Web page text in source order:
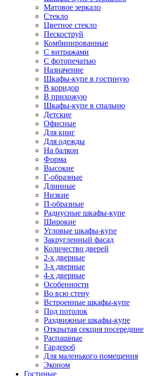
Матовое зеркало
Стекло
Цветное стекло
Пескоструй
Комбинированные
С витражами
С фотопечатью
Назначение
Шкафы-купе в гостиную
В коридор
В прихожую
Шкафы-купе в спальню
Детские
Офисные
Для книг
Для одежды
На балкон
Форма
Высокие
Г-образные
Длинные
Низкие
П-образные
Радиусные шкафы-купе
Широкие
Угловые шкафы-купе
Закругленный фасад
Количество дверей
2-х дверные
3-х дверные
4-х дверные
Особенности
Во всю стену
Встроенные шкафы-купе
Под потолок
Раздвижные шкафы-купе
Открытая секция посередине
Распашные
Гардероб
Для маленького помещения
Эконом
Гостиные